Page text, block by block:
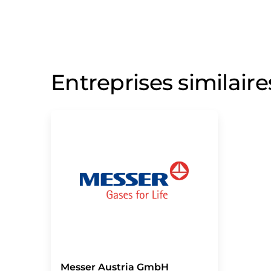
Entreprises
Messer Austria GmbH